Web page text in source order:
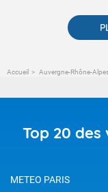
Accueil Auvergne-Rhône-
Top 20 des
METEO PARIS